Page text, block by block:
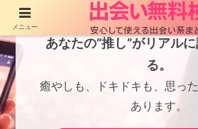
あなたの“推し”がリアル
る。
癒やしも、ドキドキも、思っ
あります。
メニュー